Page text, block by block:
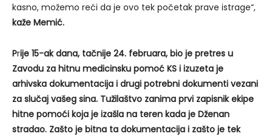
kasno, možemo reći da je ovo tek početak prave istrage“,
kaže Memić.
Prije 15-ak dana, tačnije 24. februara, bio je pretres u
Zavodu za hitnu medicinsku pomoć KS i izuzeta je
arhivska dokumentacija i drugi potrebni dokumenti vezani
za slučaj vašeg sina. Tužilaštvo zanima prvi zapisnik ekipe
hitne pomoći koja je izašla na teren kada je Dženan
stradao. Zašto je bitna ta dokumentacija i zašto je tek